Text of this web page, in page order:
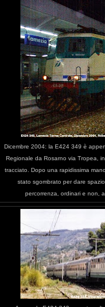
Dicembre 2004: la E424 349 è
Regionale da Rosarno via Tropea,
tracciato. Dopo una rapidissima
stato sgombrato per dare
percorrenza, ordinari e non,